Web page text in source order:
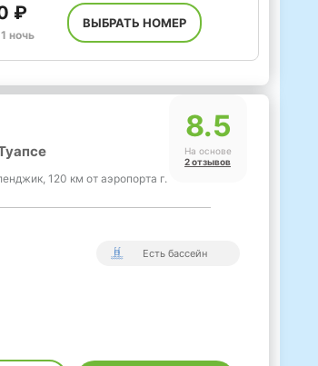
₽
ночь
ВЫБРАТЬ НОМЕР
120 км от аэропорта г.
8.5
На основе
2 отзывов
Есть бассейн